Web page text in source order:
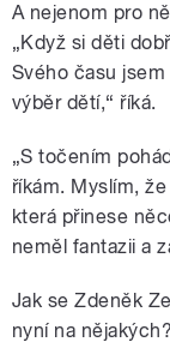
A nejenom pro
„Když si děti
Svého času
výběr dětí,“ říká.
„S točením
říkám. Myslím,
která přinese
neměl fantazii a
Jak se Zdeněk
nyní na